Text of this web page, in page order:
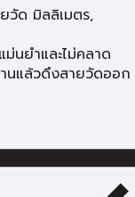
วัด มิลลิเมตร,
นยำและไม่คลาด
นแล้วดึงสายวัดออก